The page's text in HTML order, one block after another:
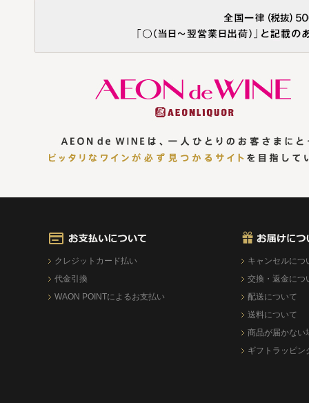
クレジットカード払い
代金引換
WAON POINTによるお支払い
キャンセルにつ
交換・返金につ
配送について
送料について
商品が届かない
ギフトラッピン